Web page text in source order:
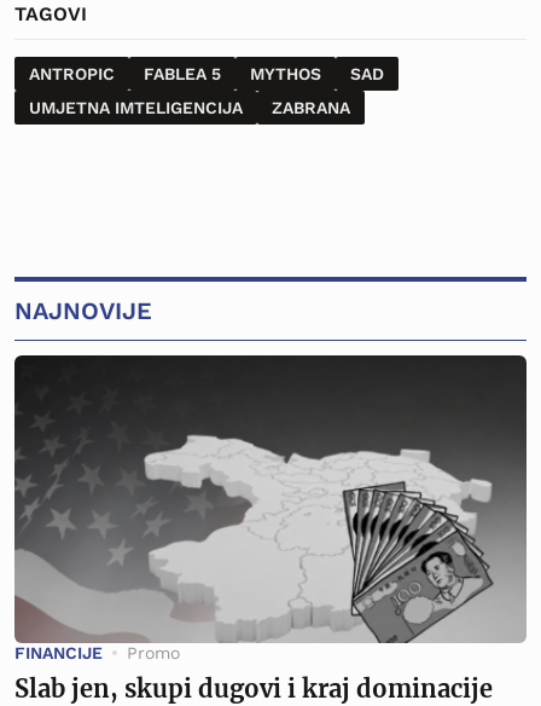
TAGOVI
ANTROPIC FABLEA 5 MYTHOS
SAD
UMJETNA IMTELIGENCIJA
ZABRANA
NAJNOVIJE
FINANCIJE Promo
Slab jen, skupi dugovi i kraj dominacije